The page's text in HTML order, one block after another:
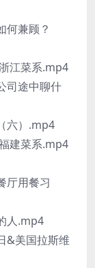
何兼顾？
江菜系.mp4
司途中聊什
六）.mp4
建菜系.mp4
厅用餐习
人.mp4
&美国拉斯维